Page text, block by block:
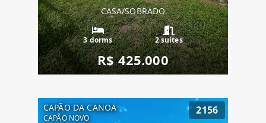
CASA/SOBRADO
3 dorms 2 suítes
R$ 425.000
CAPÃO DA CANOA
CAPÃO NOVO
2156